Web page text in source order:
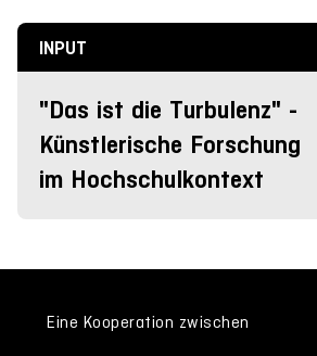
INPUT
"Das ist die Turbulenz" -
Künstlerische Forschung
im Hochschulkontext
Eine Kooperation zwischen